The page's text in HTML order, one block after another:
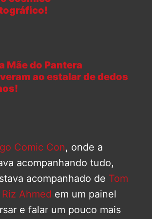
Mãe do Pantera
ao estalar de dedos
Comic Con, onde a
acompanhando tudo,
acompanhado de Tom
Riz Ahmed em um painel
e falar um pouco mais